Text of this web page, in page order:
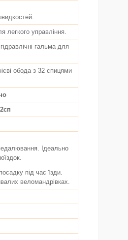
легкого управління.
гальма для
обода з 32 спицями
Ідеально
під час їзди.
веломандрівках.